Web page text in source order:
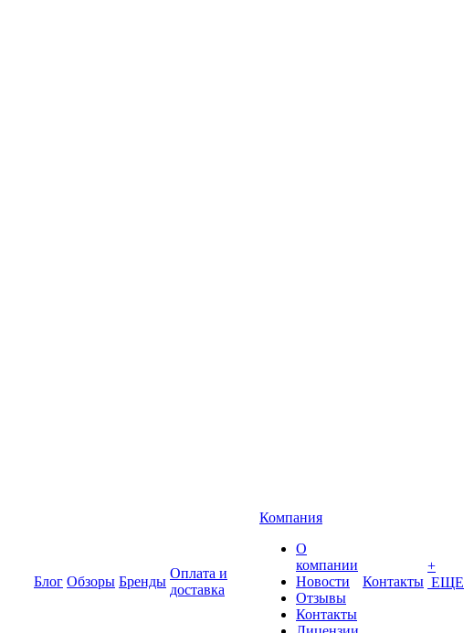
Блог Обзоры Бренды
Оплата и
доставка
Компания
О
компании
Новости
Отзывы
Контакты
Контакты
+
ЕЩЕ